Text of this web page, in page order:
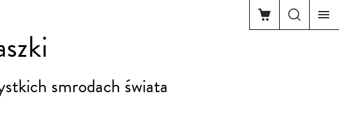
smrodach świata